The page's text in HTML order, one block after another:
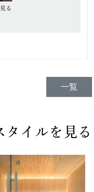
る
一覧
タイルを見る